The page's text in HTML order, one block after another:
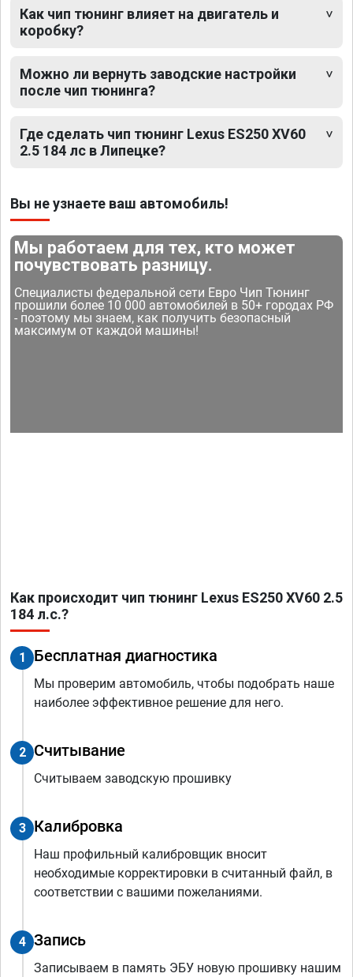
Как чип тюнинг влияет на двигатель и
коробку?
Можно ли вернуть заводские настройки
после чип тюнинга?
Где сделать чип тюнинг Lexus ES250 XV60
2.5 184 лс в Липецке?
Вы не узнаете ваш автомобиль!
Мы работаем для тех, кто может
почувствовать разницу.
Специалисты федеральной сети Евро Чип Тюнинг
прошили более 10 000 автомобилей в 50+ городах РФ
- поэтому мы знаем, как получить безопасный
максимум от каждой машины!
Как происходит чип тюнинг Lexus ES250 XV60 2.5
184 л.с.?
1 Бесплатная диагностика
Мы проверим автомобиль, чтобы подобрать наше
наиболее эффективное решение для него.
2 Считывание
Считываем заводскую прошивку
3 Калибровка
Наш профильный калибровщик вносит
необходимые корректировки в считанный файл, в
соответствии с вашими пожеланиями.
4 Запись
Записываем в память ЭБУ новую прошивку нашим